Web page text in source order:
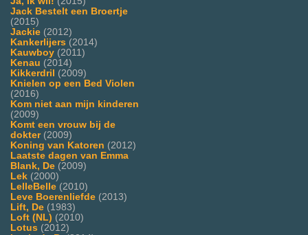
Jack Bestelt een Broertje
(2015)
Jackie (2012)
Kankerlijers (2014)
Kauwboy (2011)
Kenau (2014)
Kikkerdril
(2009)
Knielen op een Bed Violen
(2016)
Kom niet aan mijn kinderen
(2009)
Komt een vrouw bij de
dokter(2009)
Koning van Katoren (2012)
Laatste dagen van Emma
Blank, De (2009)
Lek (2000)
LelleBelle (2010)
Leve Boerenliefde (2013)
Lift, De (1983)
Loft (NL) (2010)
Lotus (2012)